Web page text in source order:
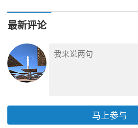
年底投产
最新评论
马上参与